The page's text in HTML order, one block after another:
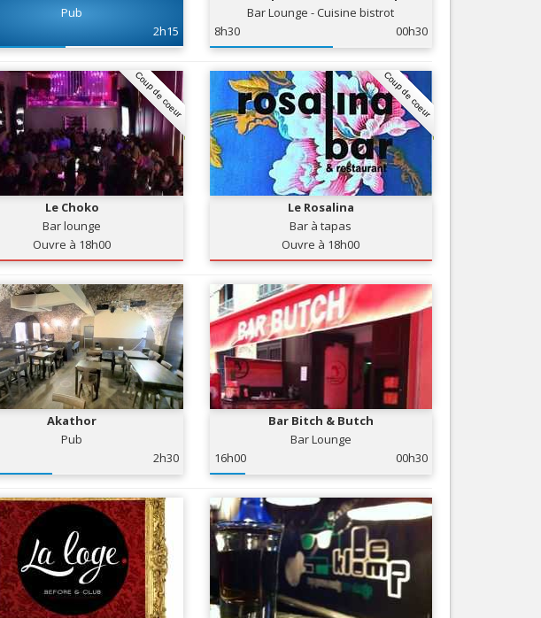
Services
Tourisme, ...
Nice Aéroport
Pub
2h15
Bar Lounge - Cuisine bistrot
8h30
00h30
Coup de coeur
Le Choko
Bar lounge
Ouvre à 18h00
Coup de coeur
Le Rosalina
Bar à tapas
Ouvre à 18h00
Akathor
Pub
2h30
Bar Bitch & Butch
Bar Lounge
16h00
00h30